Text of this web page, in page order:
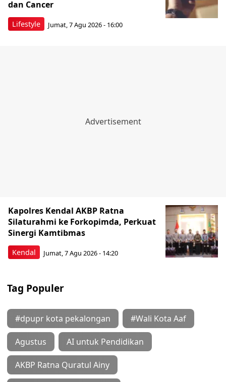
Lifestyle
dan Cancer
Jumat, 7 Agu 2026 - 16:00
Kendal
Kapolres Kendal AKBP Ratna
Silaturahmi ke Forkopimda, Perkuat
Sinergi Kamtibmas
Jumat, 7 Agu 2026 - 14:20
Tag Populer
#dpupr kota pekalongan #Wali Kota Aaf
Agustus AI untuk Pendidikan
AKBP Ratna Quratul Ainy